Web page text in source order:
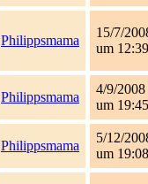
Philippsmama
15/7/
um 12:39
Philippsmama
4/9/2008
um 19:45
Philippsmama
5/12/
um 19:08